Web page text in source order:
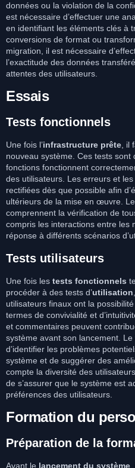
données ou la violation de la
est nécessaire d’effectuer une
en identifiant les éléments clés à
conversions de format ou
migration, il est nécessaire
l’exactitude des données
attentes des utilisateurs.
Essais
Tests fonctionnels
Une fois l’infrastructure prête, il
nouveau système. Ces tests
fonctions fonctionnent
des utilisateurs. Les erreurs et
rectifiées dès que possible afin
ultérieurs de la mise en œuvre.
comprennent la vérification de
compris les interactions entre les
réponse à différents scénarios
Tests utilisateurs
Une fois les tests fonctionnels
procéder à des tests d’utilisation
utilisateurs finaux ont la
termes de convivialité et
et commentaires peuvent
système avant son lancement. Le
d’identifier les problèmes
système et de suggérer des
compte la diversité des
de s’assurer que le système est
préférences des utilisateurs.
Formation du
Préparation de la
Avant le lancement du système